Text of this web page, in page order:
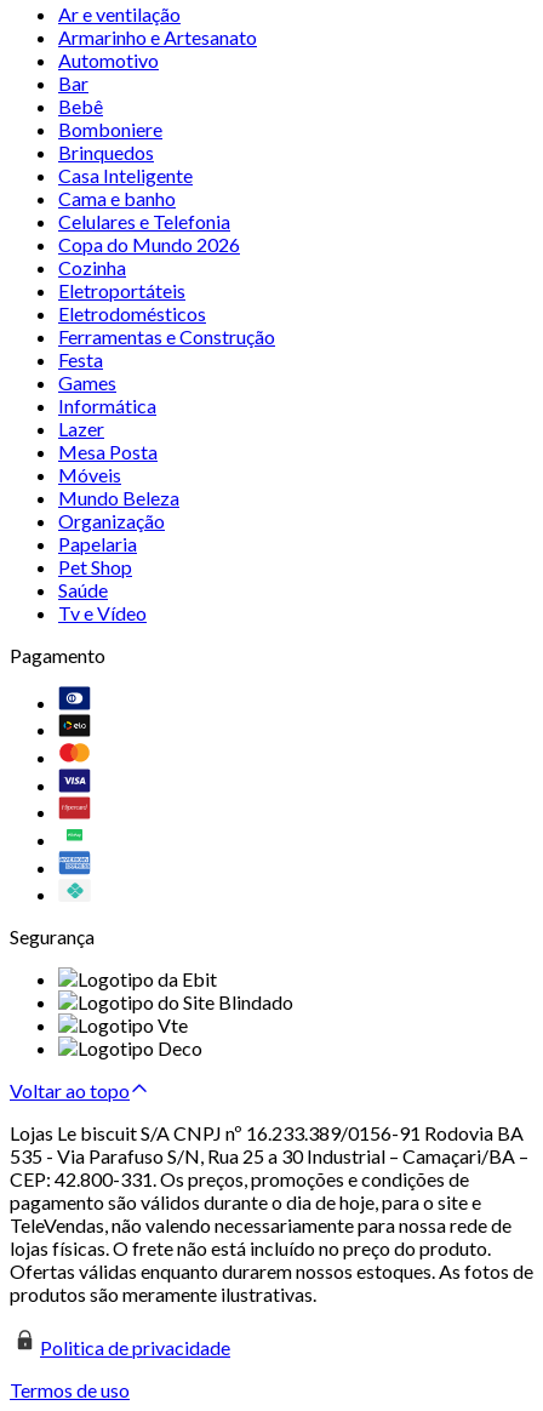
Ar e ventilação
Armarinho e Artesanato
Automotivo
Bar
Bebê
Bomboniere
Brinquedos
Casa Inteligente
Cama e banho
Celulares e Telefonia
Copa do Mundo 2026
Cozinha
Eletroportáteis
Eletrodomésticos
Ferramentas e Construção
Festa
Games
Informática
Lazer
Mesa Posta
Móveis
Mundo Beleza
Organização
Papelaria
Pet Shop
Saúde
Tv e Vídeo
Pagamento
Segurança
Voltar ao topo
Lojas Le biscuit S/A CNPJ nº 16.233.389/0156-91 Rodovia BA
535 - Via Parafuso S/N, Rua 25 a 30 Industrial – Camaçari/BA –
CEP: 42.800-331. Os preços, promoções e condições de
pagamento são válidos durante o dia de hoje, para o site e
TeleVendas, não valendo necessariamente para nossa rede de
lojas físicas. O frete não está incluído no preço do produto.
Ofertas válidas enquanto durarem nossos estoques. As fotos de
produtos são meramente ilustrativas.
Politica de privacidade
Termos de uso